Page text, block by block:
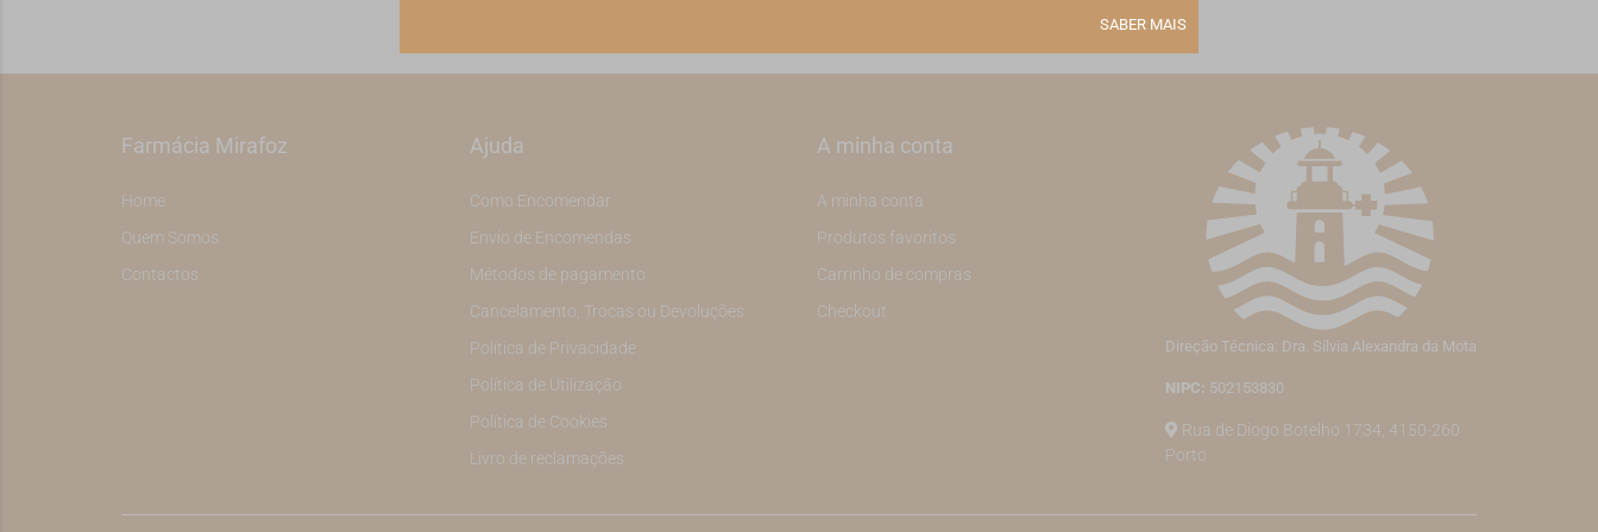
Farmácia Mirafoz
Home
Quem Somos
Contactos
Ajuda
Como Encomendar
Envio de Encomendas
Métodos de pagamento
Cancelamento, Trocas ou Devoluções
Política de Privacidade
Política de Utilização
Política de Cookies
Livro de reclamações
A minha conta
A minha conta
Produtos favoritos
Carrinho de compras
Checkout
Direção Técnica: Dra. Sílvia Alexandra da Mota
NIPC: 502153830
Rua de Diogo Botelho 1734, 4150-260
Porto
SABER MAIS